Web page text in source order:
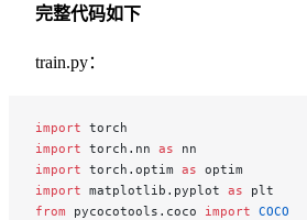
完整代码如下
train.py：
import torch
import torch.nn as nn
import torch.optim as optim
import matplotlib.pyplot as plt
from pycocotools.coco import COCO